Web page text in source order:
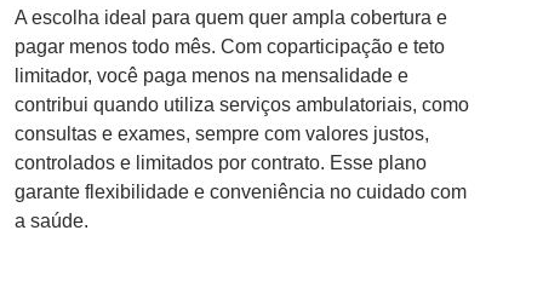
A escolha ideal para quem quer ampla cobertura e
pagar menos todo mês. Com coparticipação e teto
limitador, você paga menos na mensalidade e
contribui quando utiliza serviços ambulatoriais, como
consultas e exames, sempre com valores justos,
controlados e limitados por contrato. Esse plano
garante flexibilidade e conveniência no cuidado com
a saúde.